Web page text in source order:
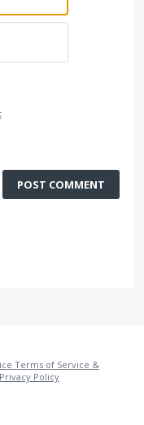
POST COMMENT
Terms of Service &
Policy